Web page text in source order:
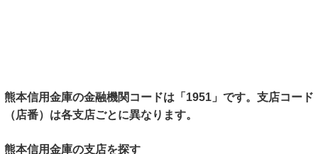
熊本信用金庫の金融機関コードは「1951」です。支店コード
（店番）は各支店ごとに異なります。
熊本信用金庫の支店を探す